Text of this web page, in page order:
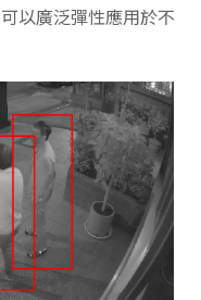
以廣泛彈性應用於不